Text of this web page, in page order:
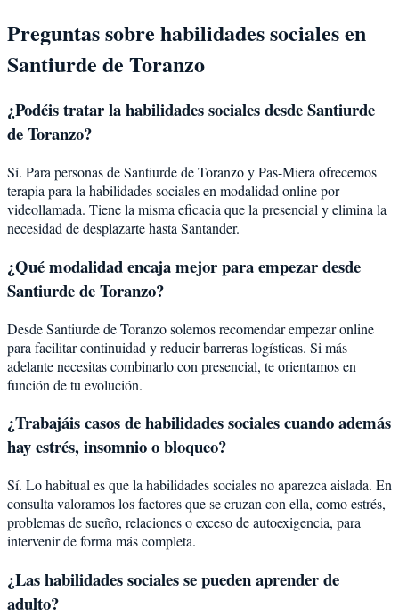
Preguntas sobre habilidades socialesen
Santiurde de Toranzo
¿Podéis tratar lahabilidades socialesdesdeSantiurde
de Toranzo?
Sí. Para personas de Santiurde de Toranzo y Pas-Miera ofrecemos
terapia para la habilidades sociales en modalidad online por
videollamada. Tiene la misma eficacia que la presencial y elimina la
necesidad de desplazarte hasta Santander.
¿Qué modalidad encaja mejor para empezar desde
Santiurde de Toranzo?
Desde Santiurde de Toranzo solemos recomendar empezar online
para facilitar continuidad y reducir barreras logísticas. Si más
adelante necesitas combinarlo con presencial, te orientamos en
función de tu evolución.
¿Trabajáis casos de habilidades sociales cuando además
hay estrés, insomnio o bloqueo?
Sí. Lo habitual es que la habilidades sociales no aparezca aislada. En
consulta valoramos los factores que se cruzan con ella, como estrés,
problemas de sueño, relaciones o exceso de autoexigencia, para
intervenir de forma más completa.
¿Las habilidades sociales se pueden aprender de
adulto?